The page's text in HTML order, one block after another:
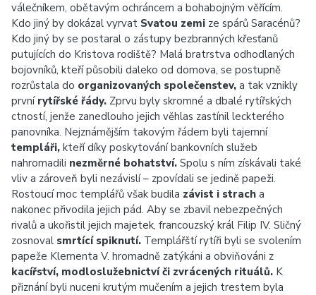
válečníkem, obětavým ochráncem a bohabojným věřícím.
Kdo jiný by dokázal vyrvat Svatou zemi ze spárů Saracénů?
Kdo jiný by se postaral o zástupy bezbranných křesťanů
putujících do Kristova rodiště? Malá bratrstva odhodlaných
bojovníků, kteří působili daleko od domova, se postupně
rozrůstala do organizovaných společenstev, a tak vznikly
první rytířské řády. Zprvu byly skromné a dbalé rytířských
ctností, jenže zanedlouho jejich věhlas zastínil leckterého
panovníka. Nejznámějším takovým řádem byli tajemní
templáři, kteří díky poskytování bankovních služeb
nahromadili nezměrné bohatství. Spolu s ním získávali také
vliv a zároveň byli nezávislí – zpovídali se jedině papeži.
Rostoucí moc templářů však budila závist i strach a
nakonec přivodila jejich pád. Aby se zbavil nebezpečných
rivalů a ukořistil jejich majetek, francouzský král Filip IV. Sličný
zosnoval smrtící spiknutí. Templářští rytíři byli se svolením
papeže Klementa V. hromadně zatýkáni a obviňováni z
kacířství, modloslužebnictví či zvrácených rituálů. K
přiznání byli nuceni krutým mučením a jejich trestem byla